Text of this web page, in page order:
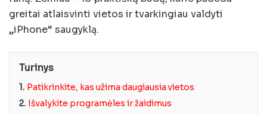
greitai atlaisvinti vietos ir tvarkingiau valdyti
„iPhone“ saugyklą.
Turinys
1. Patikrinkite, kas užima daugiausia vietos
2. Išvalykite programėles ir žaidimus